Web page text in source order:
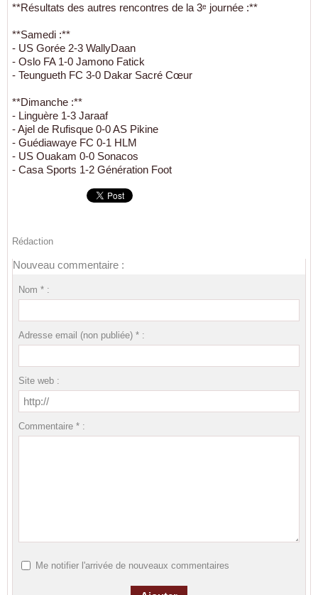
**Résultats des autres rencontres de la 3ᵉ journée :**
**Samedi :**
- US Gorée 2-3 WallyDaan
- Oslo FA 1-0 Jamono Fatick
- Teungueth FC 3-0 Dakar Sacré Cœur
**Dimanche :**
- Linguère 1-3 Jaraaf
- Ajel de Rufisque 0-0 AS Pikine
- Guédiawaye FC 0-1 HLM
- US Ouakam 0-0 Sonacos
- Casa Sports 1-2 Génération Foot
Rédaction
Nouveau commentaire :
Nom * :
Adresse email (non publiée) * :
Site web :
Commentaire * :
Me notifier l'arrivée de nouveaux commentaires